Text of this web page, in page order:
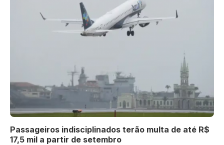
Passageiros indisciplinados terão multa de até R$
17,5 mil a partir de setembro